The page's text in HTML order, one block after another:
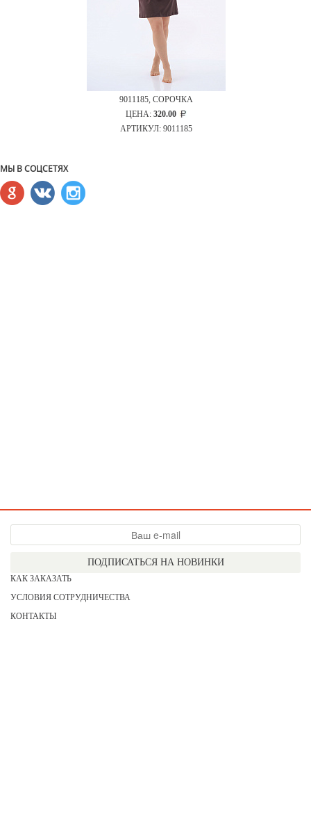
9011185, СОРОЧКА
ЦЕНА: 320.00
АРТИКУЛ: 9011185
МЫ В СОЦСЕТЯХ
ПОДПИСАТЬСЯ НА НОВИНКИ
КАК ЗАКАЗАТЬ
УСЛОВИЯ СОТРУДНИЧЕСТВА
КОНТАКТЫ